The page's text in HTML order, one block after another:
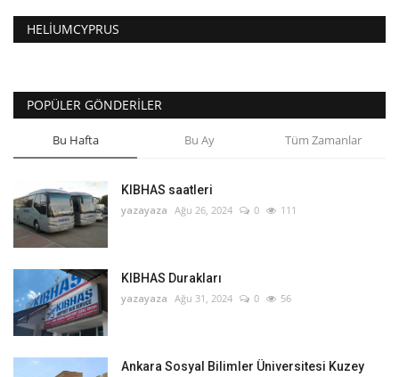
HELIUMCYPRUS
POPÜLER GÖNDERILER
Bu Hafta Bu Ay Tüm Zamanlar
KIBHAS saatleri
yazayaza Ağu 26, 2024 0 111
KIBHAS Durakları
yazayaza Ağu 31, 2024 0 56
Ankara Sosyal Bilimler Üniversitesi Kuzey